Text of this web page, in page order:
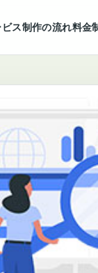
ス制作の流れ料金